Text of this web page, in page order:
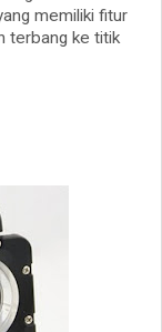
memiliki fitur
terbang ke titik